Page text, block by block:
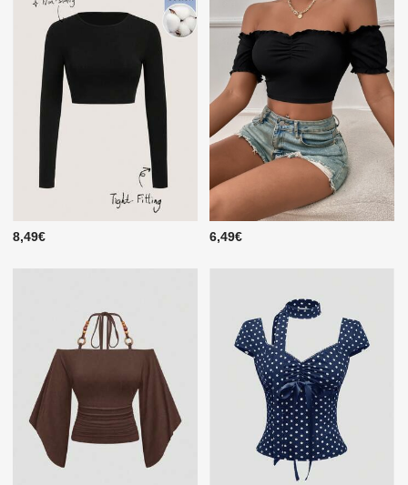
8,49€ 6,49€